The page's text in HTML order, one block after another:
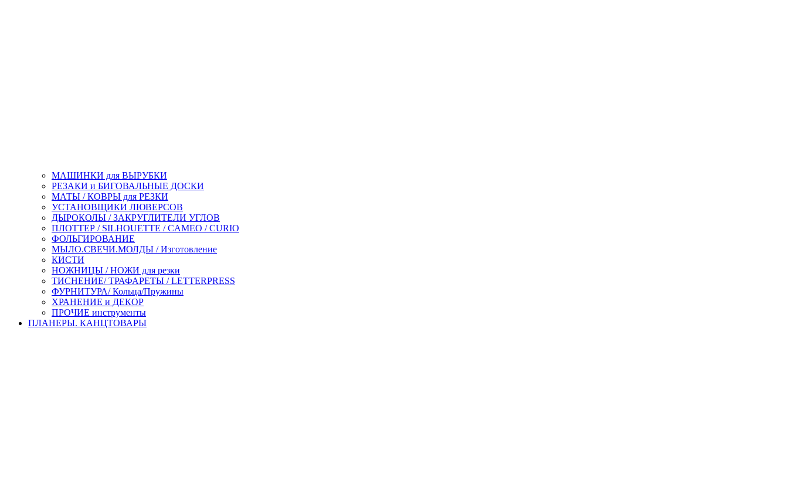
МАШИНКИ для ВЫРУБКИ
РЕЗАКИ и БИГОВАЛЬНЫЕ ДОСКИ
МАТЫ / КОВРЫ для РЕЗКИ
УСТАНОВЩИКИ ЛЮВЕРСОВ
ДЫРОКОЛЫ / ЗАКРУГЛИТЕЛИ УГЛОВ
ПЛОТТЕР / SILHOUETTE / CAMEO / CURIO
ФОЛЬГИРОВАНИЕ
МЫЛО.СВЕЧИ.МОЛДЫ / Изготовление
КИСТИ
НОЖНИЦЫ / НОЖИ для резки
ТИСНЕНИЕ/ ТРАФАРЕТЫ / LETTERPRESS
ФУРНИТУРА/ Кольца/Пружины
ХРАНЕНИЕ и ДЕКОР
ПРОЧИЕ инструменты
ПЛАНЕРЫ. КАНЦТОВАРЫ